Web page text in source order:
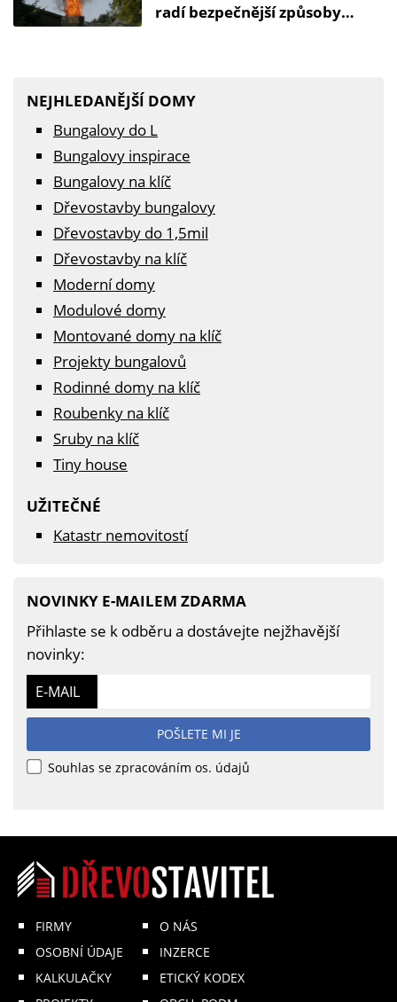
radí bezpečnější způsoby
NEJHLEDANĚJŠÍ DOMY
Bungalovy do L
Bungalovy inspirace
Bungalovy na klíč
Dřevostavby bungalovy
Dřevostavby do 1,5mil
Dřevostavby na klíč
Moderní domy
Modulové domy
Montované domy na klíč
Projekty bungalovů
Rodinné domy na klíč
Roubenky na klíč
Sruby na klíč
Tiny house
UŽITEČNÉ
Katastr nemovitostí
NOVINKY E-MAILEM ZDARMA
Přihlaste se k odběru a dostávejte nejžhavější
novinky:
E-MAIL
POŠLETE MI JE
Souhlas se zpracováním os. údajů
FIRMY
OSOBNÍ ÚDAJE
KALKULAČKY
O NÁS
INZERCE
ETICKÝ KODEX